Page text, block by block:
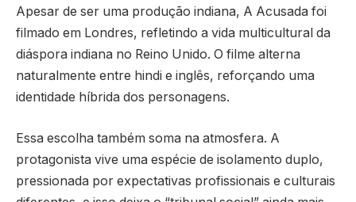
Apesar de ser uma produção indiana, A Acusada foi
filmado em Londres, refletindo a vida multicultural da
diáspora indiana no Reino Unido. O filme alterna
naturalmente entre hindi e inglês, reforçando uma
identidade híbrida dos personagens.
Essa escolha também soma na atmosfera. A
protagonista vive uma espécie de isolamento duplo,
pressionada por expectativas profissionais e culturais